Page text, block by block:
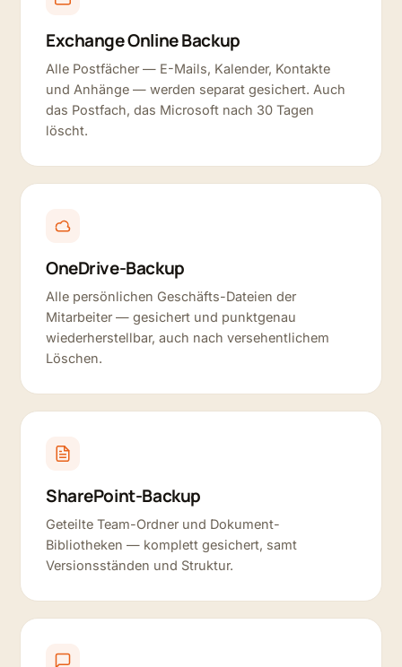
Exchange Online Backup
Alle Postfächer — E-Mails, Kalender, Kontakte
und Anhänge — werden separat gesichert. Auch
das Postfach, das Microsoft nach 30 Tagen
löscht.
OneDrive-Backup
Alle persönlichen Geschäfts-Dateien der
Mitarbeiter — gesichert und punktgenau
wiederherstellbar, auch nach versehentlichem
Löschen.
SharePoint-Backup
Geteilte Team-Ordner und Dokument-
Bibliotheken — komplett gesichert, samt
Versionsständen und Struktur.